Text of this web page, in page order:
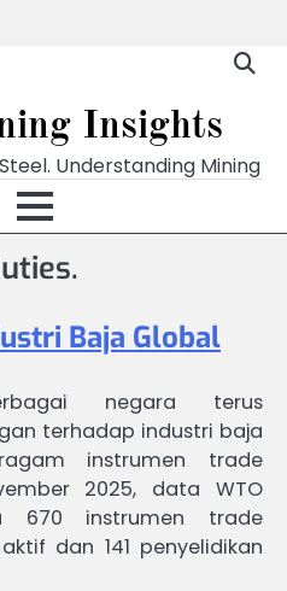
Insights
Understanding Mining
Baja Global
negara terus
terhadap industri baja
instrumen trade
2025, data WTO
670 instrumen trade
dan 141 penyelidikan